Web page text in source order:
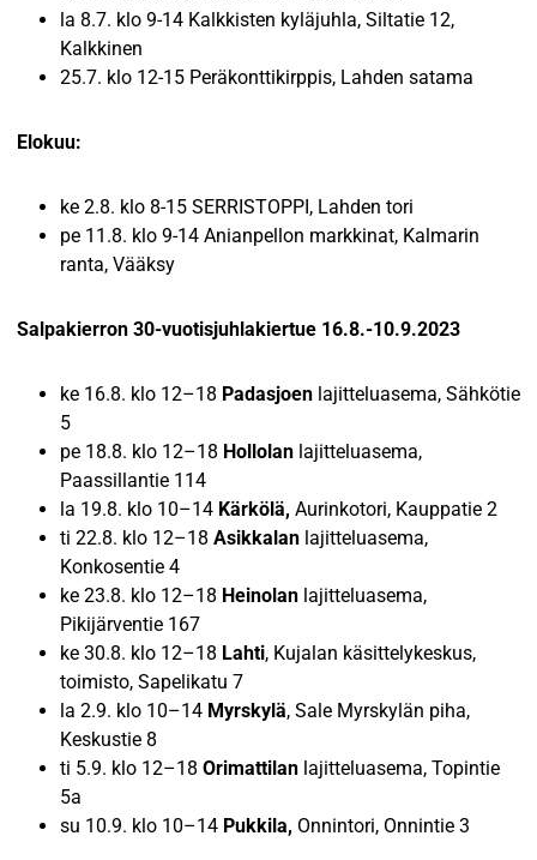
la 8.7. klo 9-14 Kalkkisten kyläjuhla, Siltatie 12,
Kalkkinen
25.7. klo 12-15 Peräkonttikirppis, Lahden satama
Elokuu:
ke 2.8. klo 8-15 SERRISTOPPI, Lahden tori
pe 11.8. klo 9-14 Anianpellon markkinat, Kalmarin
ranta, Vääksy
Salpakierron 30-vuotisjuhlakiertue 16.8.-10.9.2023
ke 16.8. klo 12–18 Padasjoenlajitteluasema, Sähkötie
5
pe 18.8. klo 12–18 Hollolanlajitteluasema,
Paassillantie 114
la 19.8. klo 10–14 Kärkölä, Aurinkotori, Kauppatie 2
ti 22.8. klo 12–18 Asikkalanlajitteluasema,
Konkosentie 4
ke 23.8. klo 12–18 Heinolanlajitteluasema,
Pikijärventie 167
ke 30.8. klo 12–18 Lahti, Kujalan käsittelykeskus,
toimisto, Sapelikatu 7
la 2.9. klo 10–14 Myrskylä, Sale Myrskylän piha,
Keskustie 8
ti 5.9. klo 12–18 Orimattilanlajitteluasema, Topintie
5a
su 10.9. klo 10–14 Pukkila, Onnintori, Onnintie 3